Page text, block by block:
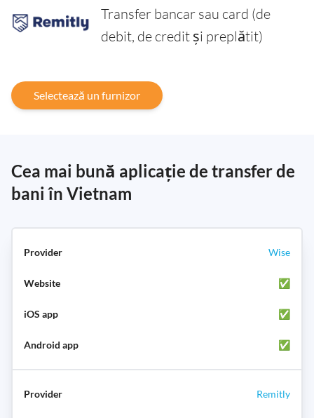
Transfer bancar sau card (de
debit, de credit și preplătit)
Selectează un furnizor
Cea mai bună aplicație de transfer de
bani în Vietnam
Wise
✅
✅
✅
Remitly